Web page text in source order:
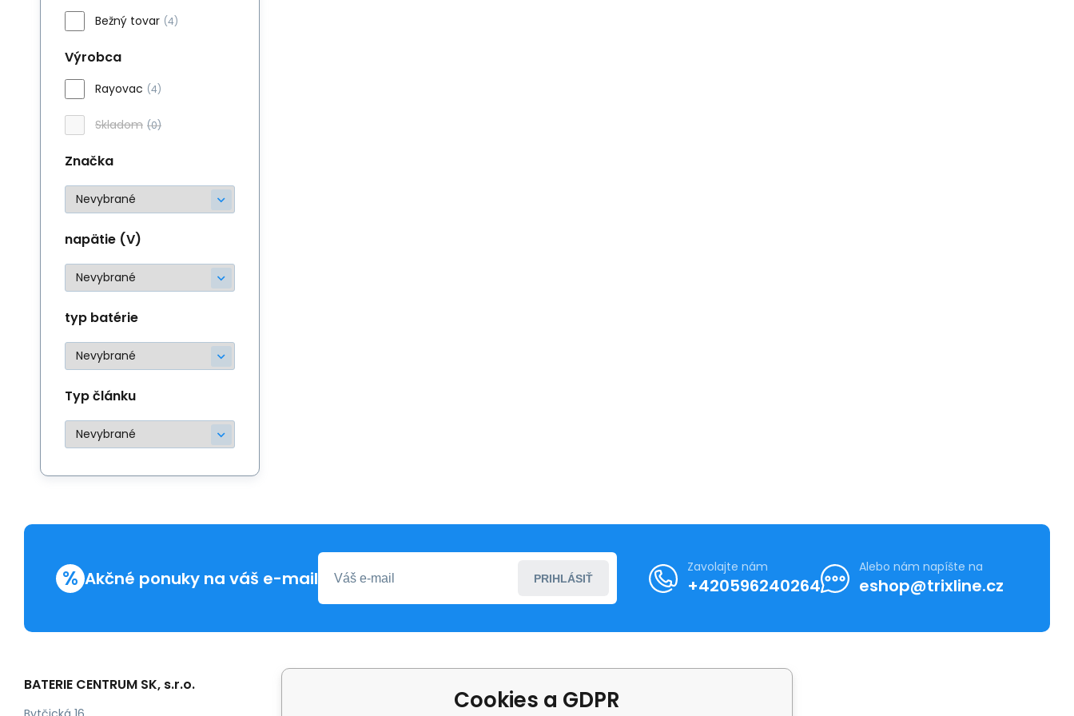
Bežný tovar (4)
Výrobca
Rayovac (4)
Skladom (0)
Značka
napätie (V)
typ batérie
Typ článku
% Akčné ponuky na váš e-mail PRIHLÁSIŤ
Zavolajte nám
+420596240264
Alebo nám napíšte na
eshop@trixline.cz
BATERIE CENTRUM SK, s.r.o.
Cookies a GDPR